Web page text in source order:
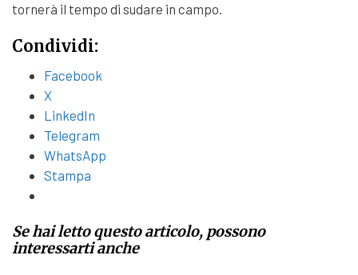
tornerà il tempo di sudare in campo.
Condividi:
Facebook
X
LinkedIn
Telegram
WhatsApp
Stampa
Se hai letto questo articolo, possono
interessarti anche